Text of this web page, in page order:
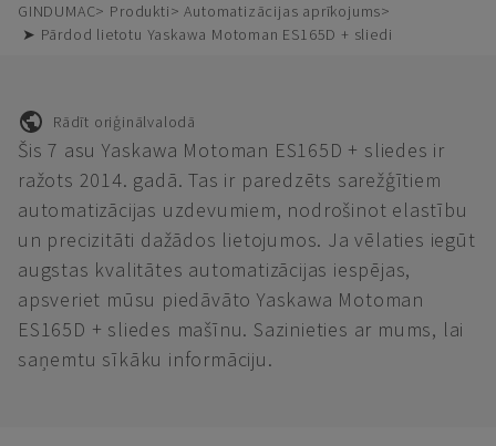
GINDUMAC Produkti
Automatizācijas aprīkojums
➤ Pārdod lietotu Yaskawa Motoman ES165D + sliedi
Rādīt oriģinālvalodā
Šis 7 asu Yaskawa Motoman ES165D + sliedes ir
ražots 2014. gadā. Tas ir paredzēts sarežģītiem
automatizācijas uzdevumiem, nodrošinot elastību
un precizitāti dažādos lietojumos. Ja vēlaties iegūt
augstas kvalitātes automatizācijas iespējas,
apsveriet mūsu piedāvāto Yaskawa Motoman
ES165D + sliedes mašīnu. Sazinieties ar mums, lai
saņemtu sīkāku informāciju.